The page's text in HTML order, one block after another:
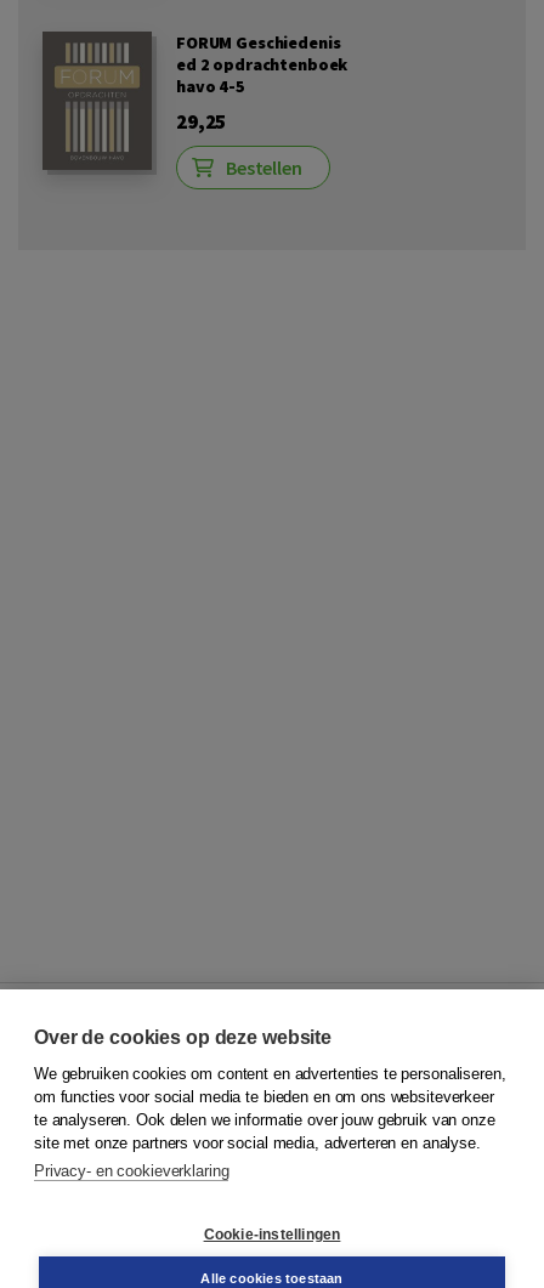
FORUM Geschiedenis
ed 2 opdrachtenboek
havo 4-5
29,25
Bestellen
© 2026Koninklijke Boom uitgevers
Klantenservice
Service & informatie
Contact
Over de cookies op deze website
We gebruiken cookies om content en advertenties te personaliseren,
om functies voor social media te bieden en om ons websiteverkeer
te analyseren. Ook delen we informatie over jouw gebruik van onze
site met onze partners voor social media, adverteren en analyse.
Privacy- en cookieverklaring
Cookie-instellingen
Alle cookies toestaan